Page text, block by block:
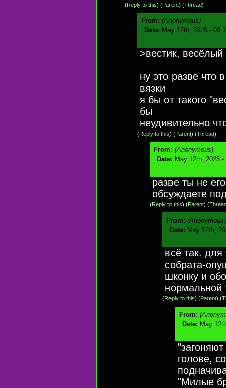
(Reply to this) (Parent) (Thread)
From: (Anonymous)
Date: May 12th, 2025 -
>вестик, весёлый
ну это разве что
вязки
я бы от такого
бы
неудивительно
(Reply to this) (Parent) (Thread)
From: (Anonymous)
Date: May 12th, 2025
разве ты не
обсуждаете
(Reply to this) (Parent) (
From: (Anonymous)
Date: May 12th,
всё так. для
собрата-
шконку и
(Reply to this) (Parent) (
From:
Date: May
голове,
"Милые